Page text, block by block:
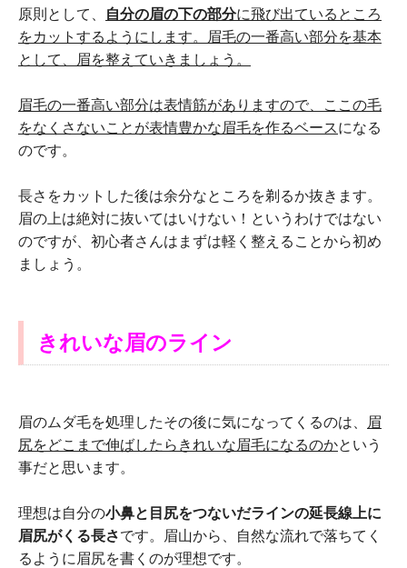
原則として、 自分の眉の下の部分に飛び出ているところ
をカットするようにします。眉毛の一番高い部分を基本
として、眉を整えていきましょう。
眉毛の一番高い部分は表情筋がありますので、ここの毛
をなくさないことが表情豊かな眉毛を作るベースになる
のです。
長さをカットした後は余分なところを剃るか抜きます。
眉の上は絶対に抜いてはいけない！というわけではない
のですが、初心者さんはまずは軽く整えることから初め
ましょう。
きれいな眉のライン
眉のムダ毛を処理したその後に気になってくるのは、
眉
尻をどこまで伸ばしたらきれいな眉毛になるのかという
事だと思います。
理想は自分の小鼻と目尻をつないだラインの延長線上に
眉尻がくる長さです。眉山から、自然な流れで落ちてく
るように眉尻を書くのが理想です。